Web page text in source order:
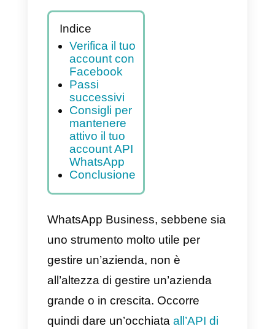
Indice
Verifica il tuo
account con
Facebook
Passi
successivi
mantenere
attivo il tuo
WhatsApp
Conclusione